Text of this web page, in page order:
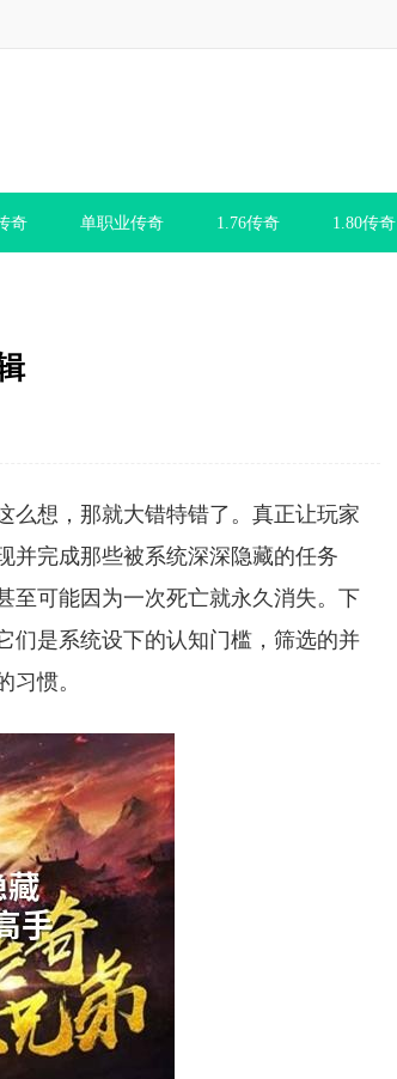
奇 单职业传奇 1.76传奇 1.80传奇
么想，那就大错特错了。真正让玩家
并完成那些被系统深深隐藏的任务
至可能因为一次死亡就永久消失。下
们是系统设下的认知门槛，筛选的并
惯。